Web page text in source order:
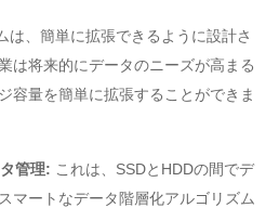
は、簡単に拡張できるように設計さ
は将来的にデータのニーズが高まる
容量を簡単に拡張することができま
管理: これは、SSDとHDDの間でデ
マートなデータ階層化アルゴリズム